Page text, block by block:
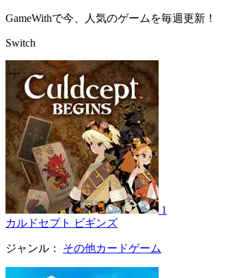
GameWithで今、人気のゲームを毎週更新！
Switch
1
カルドセプト ビギンズ
ジャンル： その他カードゲーム